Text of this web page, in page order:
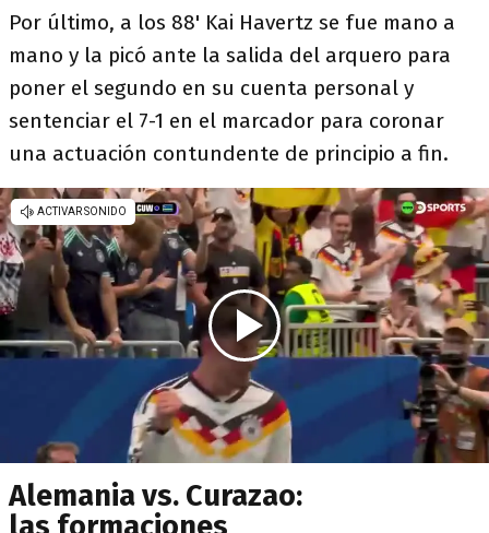
Por último, a los 88' Kai Havertz se fue mano a
mano y la picó ante la salida del arquero para
poner el segundo en su cuenta personal y
sentenciar el 7-1 en el marcador para coronar
una actuación contundente de principio a fin.
Alemania vs. Curazao: